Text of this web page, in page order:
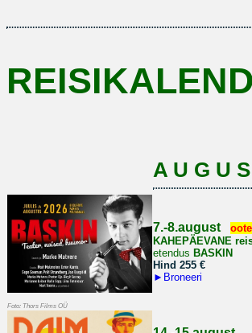
A U G U
Foto: Thors Films OÜ
7.-8.august
KAHEPÄEVANE
etendus BASKIN
Hind 255 €
► Broneeri